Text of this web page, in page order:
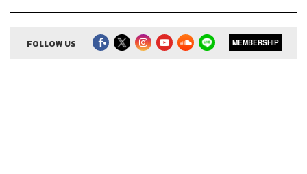
Coach
ผ่านแอปพลิเคชันต่างๆ ที่คุณสะดวกหรือใช้อยู่แล้วได้เลย
FOLLOW US MEMBERSHIP